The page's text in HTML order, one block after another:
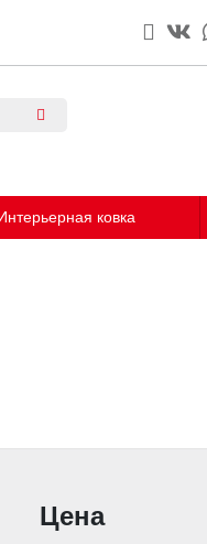
ковка
Цена